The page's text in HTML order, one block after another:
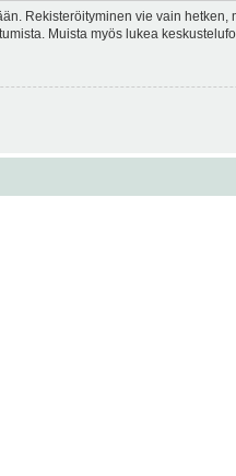
Rekisteröityminen vie vain
Muista myös lukea